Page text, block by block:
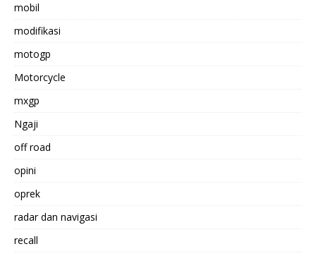
mobil
modifikasi
motogp
Motorcycle
mxgp
Ngaji
off road
opini
oprek
radar dan navigasi
recall